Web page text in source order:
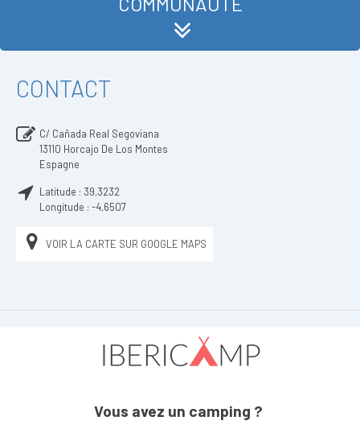
CONTACT
C/ Cañada Real Segoviana
13110 Horcajo De Los Montes
Espagne
Latitude : 39,3232
Longitude : -4,6507
VOIR LA CARTE SUR GOOGLE MAPS
Vous avez un camping ?